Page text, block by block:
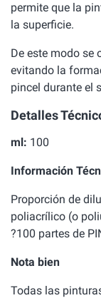
permite que la
la superficie.
De este modo se
evitando la
pincel durante el
Detalles
ml: 100
Información
Proporción de
poliacrílico (o
?100 partes de
Nota bien
Todas las